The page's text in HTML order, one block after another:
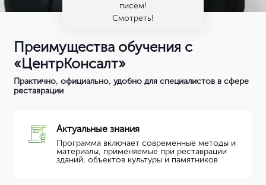
писем!
Смотреть!
Преимущества обучения с
«ЦентрКонсалт»
Практично, официально, удобно для специалистов в сфере
реставрации
Актуальные знания
Программа включает современные методы и
материалы, применяемые при реставрации
зданий, объектов культуры и памятников